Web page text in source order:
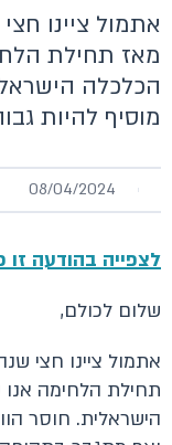
מאז תחילת
הכלכלה
מוסיף להיות
08/04/2024
לצפייה בהודעה זו
שלום לכולם,
תחילת הלחימה
הישראלית. חוסר